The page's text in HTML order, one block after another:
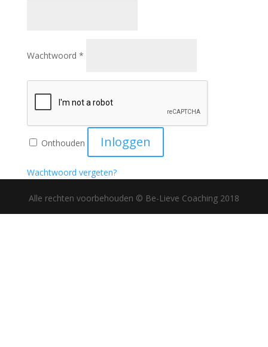
Wachtwoord *
Onthouden Inloggen
Wachtwoord vergeten?
Alle rechten voorbehouden © Be-Lieve Coaching 2018